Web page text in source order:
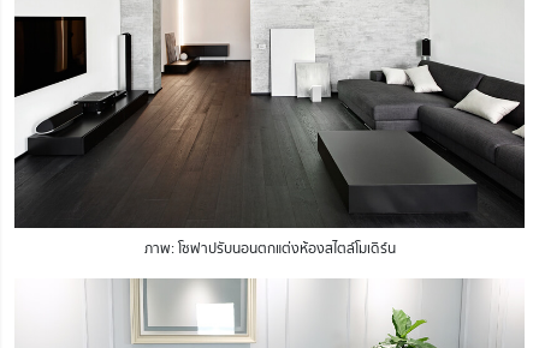
ภาพ: โซฟาปรับนอนตกแต่งห้องสไตล์โมเดิร์น